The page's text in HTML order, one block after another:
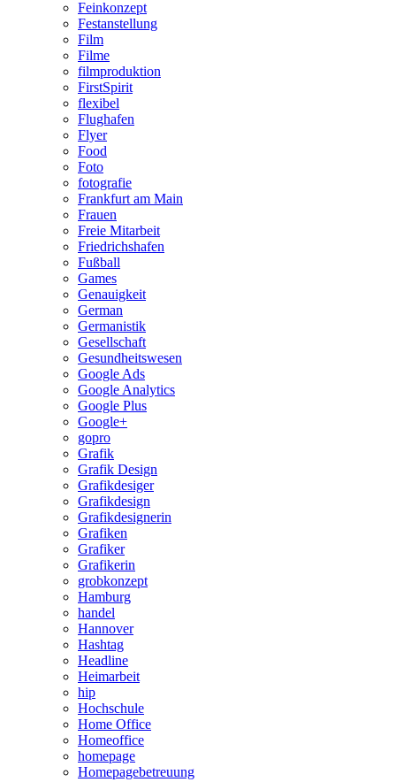
Feinkonzept
Festanstellung
Film
Filme
filmproduktion
FirstSpirit
flexibel
Flughafen
Flyer
Food
Foto
fotografie
Frankfurt am Main
Frauen
Freie Mitarbeit
Friedrichshafen
Fußball
Games
Genauigkeit
German
Germanistik
Gesellschaft
Gesundheitswesen
Google Ads
Google Analytics
Google Plus
Google+
gopro
Grafik
Grafik Design
Grafikdesiger
Grafikdesign
Grafikdesignerin
Grafiken
Grafiker
Grafikerin
grobkonzept
Hamburg
handel
Hannover
Hashtag
Headline
Heimarbeit
hip
Hochschule
Home Office
Homeoffice
homepage
Homepagebetreuung